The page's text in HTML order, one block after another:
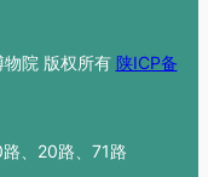
院 版权所有 陕ICP备
、20路、71路